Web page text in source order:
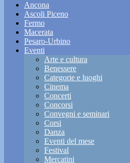
Ancona
Ascoli Piceno
Fermo
Macerata
Pesaro-Urbino
Eventi
Arte e cultura
Benessere
Categorie e luoghi
Cinema
Concerti
Concorsi
Convegni e seminari
Corsi
Danza
Eventi del mese
Festival
Mercatini